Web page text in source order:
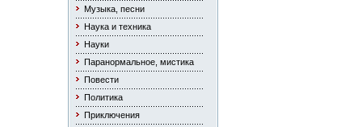
Музыка, песни
Наука и техника
Науки
Паранормальное, мистика
Повести
Политика
Приключения